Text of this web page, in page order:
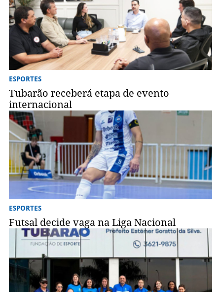
ESPORTES
Tubarão receberá etapa de evento
internacional
ESPORTES
Futsal decide vaga na Liga Nacional